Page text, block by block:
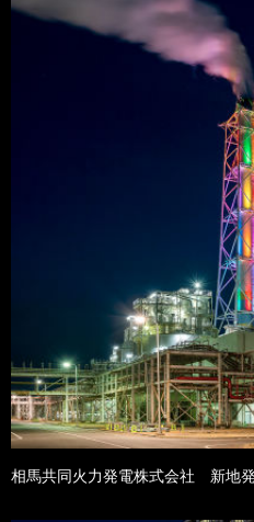
相馬共同火力発電株式会社 新地